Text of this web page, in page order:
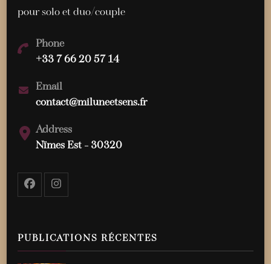
pour solo et duo/couple
Phone
+33 7 66 20 57 14
Email
contact@miluneetsens.fr
Address
Nïmes Est - 30320
PUBLICATIONS RÉCENTES